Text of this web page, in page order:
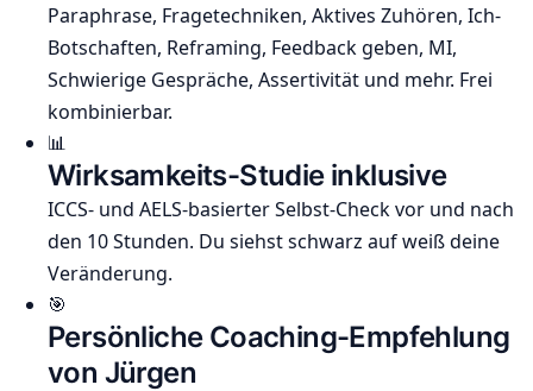
Paraphrase, Fragetechniken, Aktives Zuhören, Ich-
Botschaften, Reframing, Feedback geben, MI,
Schwierige Gespräche, Assertivität und mehr. Frei
kombinierbar.
📊
Wirksamkeits-Studie inklusive
ICCS- und AELS-basierter Selbst-Check vor und nach
den 10 Stunden. Du siehst schwarz auf weiß deine
Veränderung.
🎯
Persönliche Coaching-Empfehlung
von Jürgen